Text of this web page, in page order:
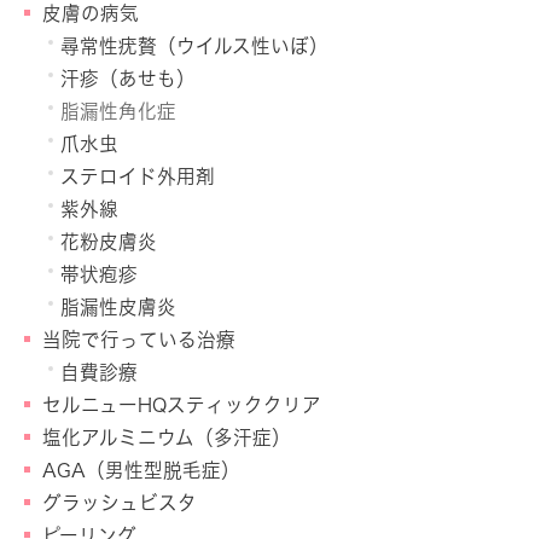
皮膚の病気
尋常性疣贅（ウイルス性いぼ）
汗疹（あせも）
脂漏性角化症
爪水虫
ステロイド外用剤
紫外線
花粉皮膚炎
帯状疱疹
脂漏性皮膚炎
当院で行っている治療
自費診療
セルニューHQスティッククリア
塩化アルミニウム（多汗症）
AGA（男性型脱毛症）
グラッシュビスタ